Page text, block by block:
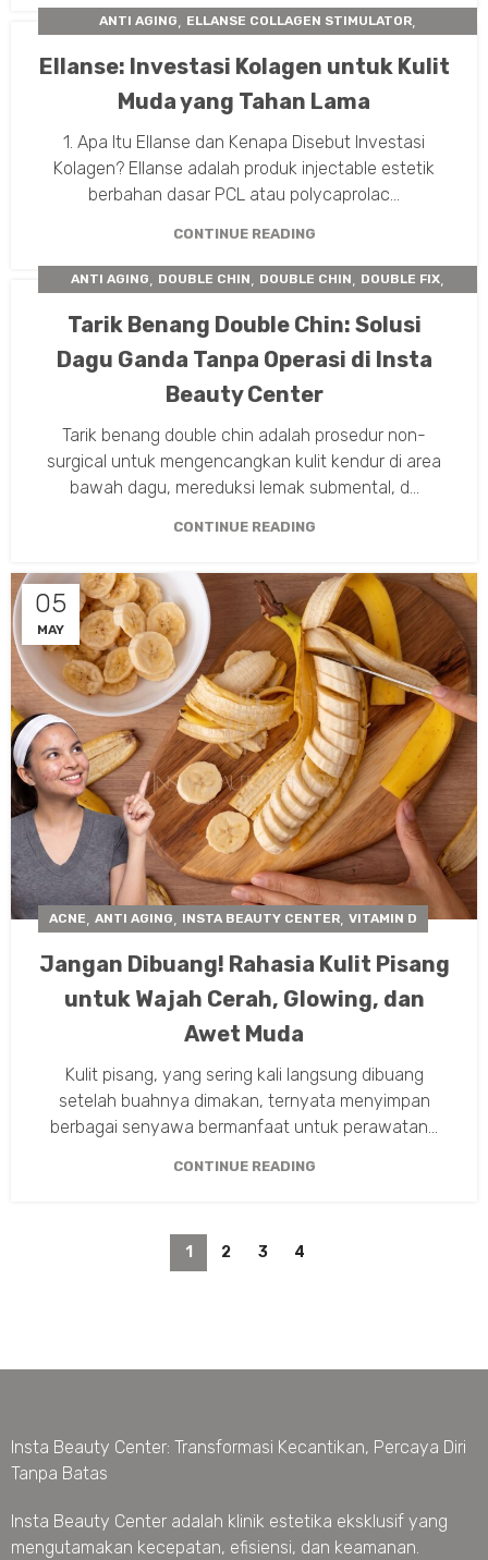
ANTI AGING, ELLANSE COLLAGEN STIMULATOR,
Ellanse: Investasi Kolagen untuk Kulit
Muda yang Tahan Lama
1. Apa Itu Ellanse dan Kenapa Disebut Investasi
Kolagen? Ellanse adalah produk injectable estetik
berbahan dasar PCL atau polycaprolac...
CONTINUE READING
ANTI AGING, DOUBLE CHIN, DOUBLE CHIN, DOUBLE FIX,
Tarik Benang Double Chin: Solusi
Dagu Ganda Tanpa Operasi di Insta
Beauty Center
Tarik benang double chin adalah prosedur non-
surgical untuk mengencangkan kulit kendur di area
bawah dagu, mereduksi lemak submental, d...
CONTINUE READING
05
MAY
ACNE, ANTI AGING, INSTA BEAUTY CENTER, VITAMIN D
Jangan Dibuang! Rahasia Kulit Pisang
untuk Wajah Cerah, Glowing, dan
Awet Muda
Kulit pisang, yang sering kali langsung dibuang
setelah buahnya dimakan, ternyata menyimpan
berbagai senyawa bermanfaat untuk perawatan...
CONTINUE READING
1 2 3 4
Insta Beauty Center: Transformasi Kecantikan, Percaya Diri
Tanpa Batas
Insta Beauty Center adalah klinik estetika eksklusif yang
mengutamakan kecepatan, efisiensi, dan keamanan.